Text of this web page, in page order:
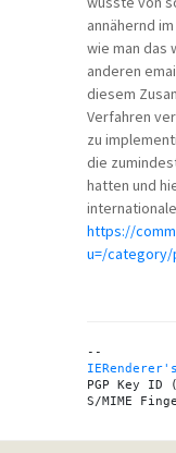
annähernd
wie man das
anderen
diesem
Verfahren
zu
die
hatten und
https://
u=/category/
IERenderer's
PGP Key ID